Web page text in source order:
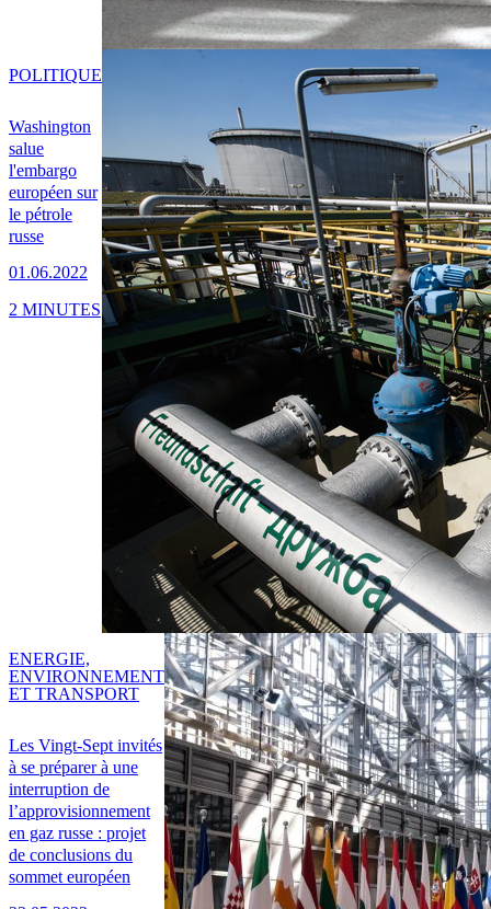
Washington
salue
l'embargo
européen sur
le pétrole
russe
01.06.2022
POLITIQUE
2 MINUTES
Les Vingt-Sept invités
à se préparer à une
interruption de
l’approvisionnement
en gaz russe : projet
de conclusions du
sommet européen
ENERGIE,
ENVIRONNEMENT
ET TRANSPORT